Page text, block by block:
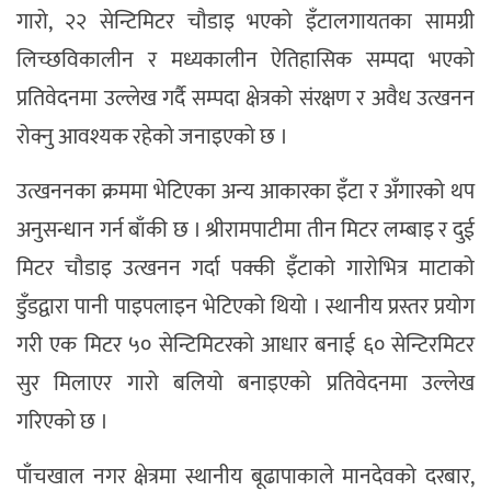
गारो, २२ सेन्टिमिटर चौडाइ भएको इँटालगायतका सामग्री
लिच्छविकालीन र मध्यकालीन ऐतिहासिक सम्पदा भएको
प्रतिवेदनमा उल्लेख गर्दै सम्पदा क्षेत्रको संरक्षण र अवैध उत्खनन
रोक्नु आवश्यक रहेको जनाइएको छ ।
उत्खननका क्रममा भेटिएका अन्य आकारका इँटा र अँगारको थप
अनुसन्धान गर्न बाँकी छ । श्रीरामपाटीमा तीन मिटर लम्बाइ र दुई
मिटर चौडाइ उत्खनन गर्दा पक्की इँटाको गारोभित्र माटाको
डुँडद्वारा पानी पाइपलाइन भेटिएको थियो । स्थानीय प्रस्तर प्रयोग
गरी एक मिटर ५० सेन्टिमिटरको आधार बनाई ६० सेन्टिरमिटर
सुर मिलाएर गारो बलियो बनाइएको प्रतिवेदनमा उल्लेख
गरिएको छ ।
पाँचखाल नगर क्षेत्रमा स्थानीय बूढापाकाले मानदेवको दरबार,